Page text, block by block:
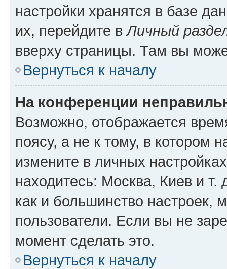
настройки хранятся в базе
их, перейдите вЛичный
вверху страницы. Там вы
Вернуться к началу
На конференции
Возможно, отображается
поясу, а не к тому, в котором
измените в личных
находитесь: Москва, Киев и т.
как и большинство настроек,
пользователи. Если вы не
момент сделать это.
Вернуться к началу